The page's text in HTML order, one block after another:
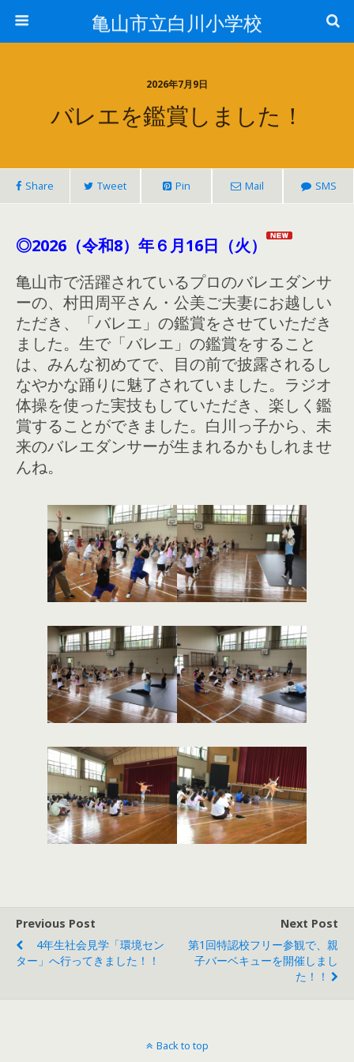
亀山市立白川小学校
2026年7月9日
バレエを鑑賞しました！
Share Tweet Pin Mail SMS
◎2026（令和8）年６月16日（火）
亀山市で活躍されているプロのバレエダンサ
ーの、村田周平さん・公美ご夫妻にお越しい
ただき、「バレエ」の鑑賞をさせていただき
ました。生で「バレエ」の鑑賞をすること
は、みんな初めてで、目の前で披露されるし
なやかな踊りに魅了されていました。ラジオ
体操を使った実技もしていただき、楽しく鑑
賞することができました。白川っ子から、未
来のバレエダンサーが生まれるかもしれませ
んね。
Previous Post
4年生社会見学「環境セン
ター」へ行ってきました！！
Next Post
第1回特認校フリー参観で、親
子バーベキューを開催しまし
た！！
Back to top